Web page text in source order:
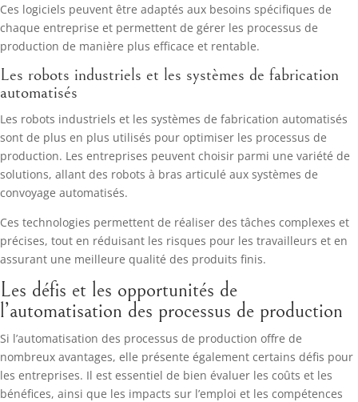
Ces logiciels peuvent être adaptés aux besoins spécifiques de
chaque entreprise et permettent de gérer les processus de
production de manière plus efficace et rentable.
Les robots industriels et les systèmes de fabrication
automatisés
Les robots industriels et les systèmes de fabrication automatisés
sont de plus en plus utilisés pour optimiser les processus de
production. Les entreprises peuvent choisir parmi une variété de
solutions, allant des robots à bras articulé aux systèmes de
convoyage automatisés.
Ces technologies permettent de réaliser des tâches complexes et
précises, tout en réduisant les risques pour les travailleurs et en
assurant une meilleure qualité des produits finis.
Les défis et les opportunités de
l’automatisation des processus de production
Si l’automatisation des processus de production offre de
nombreux avantages, elle présente également certains défis pour
les entreprises. Il est essentiel de bien évaluer les coûts et les
bénéfices, ainsi que les impacts sur l’emploi et les compétences